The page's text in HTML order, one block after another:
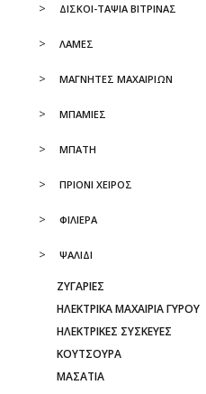
ΔΙΣΚΟΙ-ΤΑΨΙΑ ΒΙΤΡΙΝΑΣ
ΛΑΜΕΣ
ΜΑΓΝΗΤΕΣ ΜΑΧΑΙΡΙΩΝ
ΜΠΑΜΙΕΣ
ΜΠΑΤΗ
ΠΡΙΟΝΙ ΧΕΙΡΟΣ
ΦΙΛΙΕΡΑ
ΨΑΛΙΔΙ
ΖΥΓΑΡΙΕΣ
ΗΛΕΚΤΡΙΚΑ ΜΑΧΑΙΡΙΑ ΓΥΡΟΥ
ΗΛΕΚΤΡΙΚΕΣ ΣΥΣΚΕΥΕΣ
ΚΟΥΤΣΟΥΡΑ
ΜΑΣΑΤΙΑ